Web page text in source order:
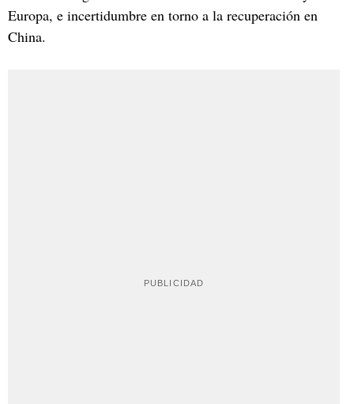
Europa, e incertidumbre en torno a la recuperación en
China.